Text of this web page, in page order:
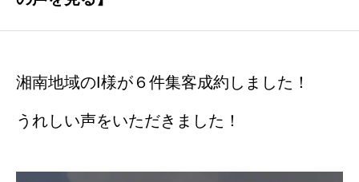
事業案内
湘南地域のI様が６件集客成約しました！
うれしい声をいただきました！